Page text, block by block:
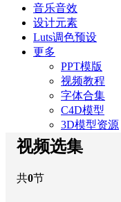
音乐音效
设计元素
Luts调色预设
更多
PPT模版
视频教程
字体合集
C4D模型
3D模型资源
视频选集
共0节